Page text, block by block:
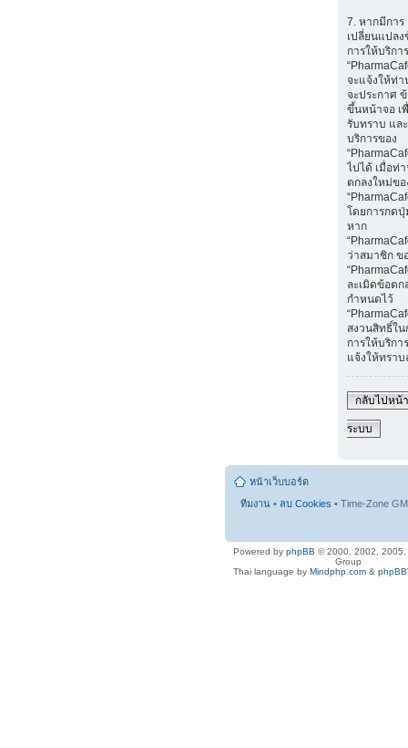
7. หากมีการ
เปลี่ยนแปล
การให้บริการ
จะแจ้งให้ท่
จะประกาศ
ขึ้นหน้าจอ เ
รับทราบ แล
บริการของ
ไปได้ เมื่อท่
ตกลงใหม่ขอ
โดยการกดปุ่
หาก
ว่าสมาชิก ข
ละเมิดข้อตก
กำหนดไว้
สงวนสิทธิ์ใน
การให้บริกา
แจ้งให้ทรา
กลับไปหน้
ระบบ
หน้าเว็บบอร์ด
ทีมงาน • ลบ Cookies • Time-Zone
Powered by phpBB © 2000, 2002,
Group
Thai language by Mindphp.com&